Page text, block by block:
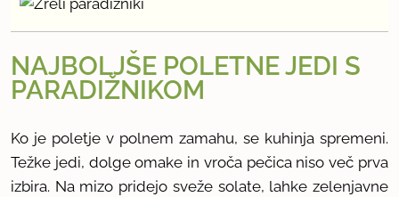
NAJBOLJŠE POLETNE JEDI S
PARADIŽNIKOM
Ko je poletje v polnem zamahu, se kuhinja spremeni.
Težke jedi, dolge omake in vroča pečica niso več prva
izbira. Na mizo pridejo sveže solate, lahke zelenjavne